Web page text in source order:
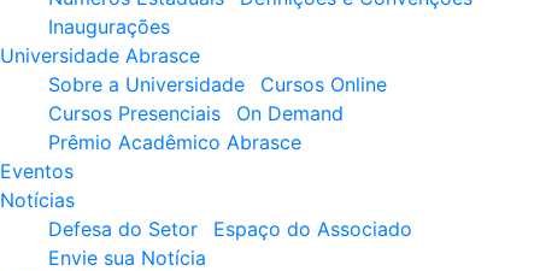
Inaugurações
Universidade Abrasce
Sobre a Universidade
Cursos Online
Cursos Presenciais
On Demand
Prêmio Acadêmico Abrasce
Eventos
Notícias
Defesa do Setor
Espaço do Associado
Envie sua Notícia